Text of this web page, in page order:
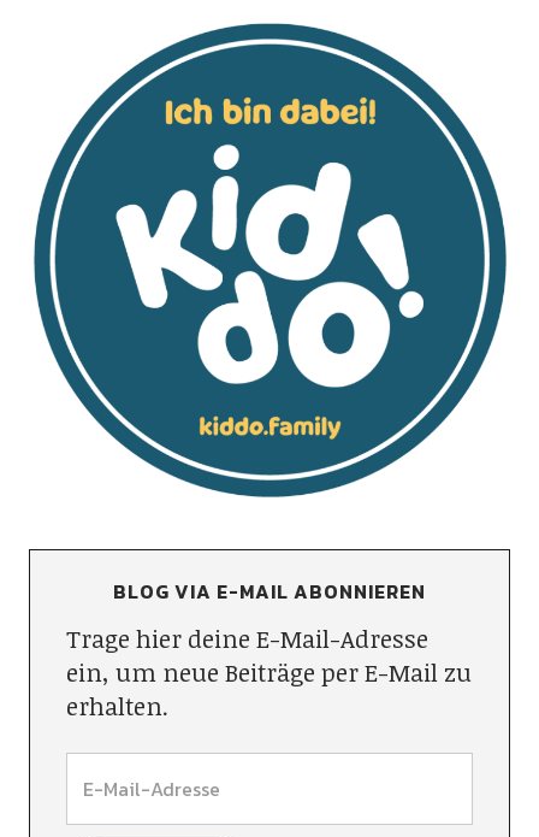
BLOG VIA E-MAIL ABONNIEREN
Trage hier deine E-Mail-Adresse
ein, um neue Beiträge per E-Mail zu
erhalten.